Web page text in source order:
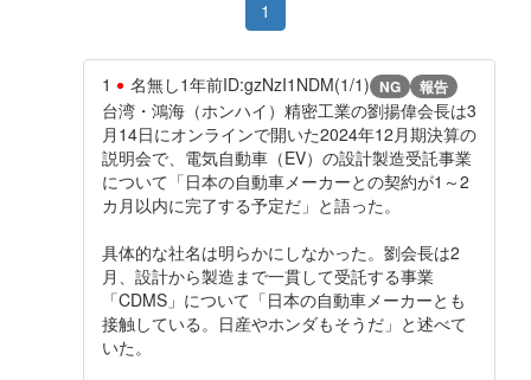
1
1 名無し1年前ID:gzNzI1NDM(1/1) NG 報告
台湾・鴻海（ホンハイ）精密工業の劉揚偉会長は3
月14日にオンラインで開いた2024年12月期決算の
説明会で、電気自動車（EV）の設計製造受託事業
について「日本の自動車メーカーとの契約が1～2
カ月以内に完了する予定だ」と語った。
具体的な社名は明らかにしなかった。劉会長は2
月、設計から製造まで一貫して受託する事業
「CDMS」について「日本の自動車メーカーとも
接触している。日産やホンダもそうだ」と述べて
いた。